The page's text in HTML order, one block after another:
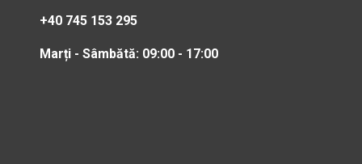
+40 745 153 295
Marți - Sâmbătă: 09:00 - 17:00